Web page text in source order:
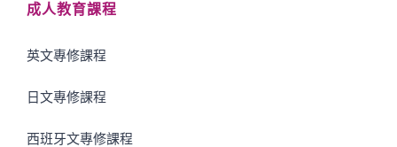
成人教育課程
英文專修課程
日文專修課程
西班牙文專修課程